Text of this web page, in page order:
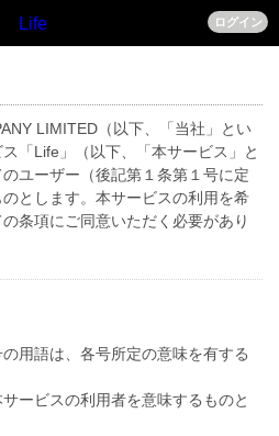
Life ログイン
LIMITED（以下、「当社」とい
「Life」（以下、「本サービス」と
ユーザー（後記第１条第１号に定
とします。本サービスの利用を希
条項にご同意いただく必要があり
用語は、各号所定の意味を有する
ービスの利用者を意味するものと